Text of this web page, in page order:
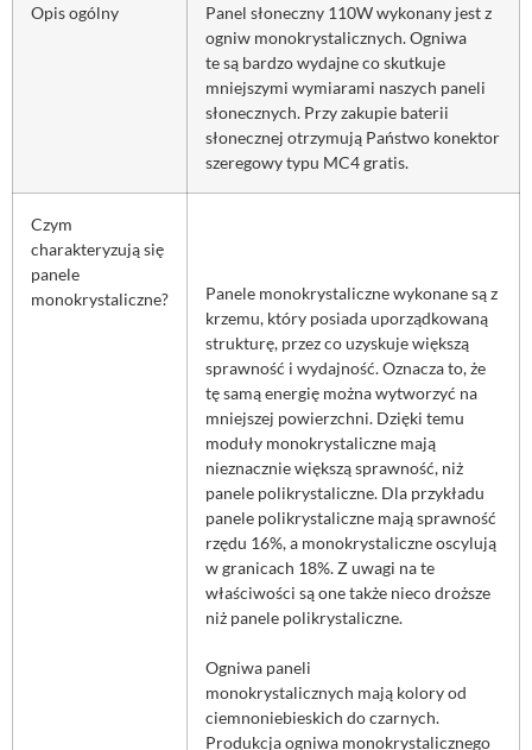
Opis ogólny
Panel słoneczny 110W wykonany jest z
ogniw monokrystalicznych. Ogniwa
te są bardzo wydajne co skutkuje
mniejszymi wymiarami naszych paneli
słonecznych. Przy zakupie baterii
słonecznej otrzymują Państwo konektor
szeregowy typu MC4 gratis.
Czym
charakteryzują się
panele
monokrystaliczne?
Panele monokrystaliczne wykonane są z
krzemu, który posiada uporządkowaną
strukturę, przez co uzyskuje większą
sprawność i wydajność. Oznacza to, że
tę samą energię można wytworzyć na
mniejszej powierzchni. Dzięki temu
moduły monokrystaliczne mają
nieznacznie większą sprawność, niż
panele polikrystaliczne. Dla przykładu
panele polikrystaliczne mają sprawność
rzędu 16%, a monokrystaliczne oscylują
w granicach 18%. Z uwagi na te
właściwości są one także nieco droższe
niż panele polikrystaliczne.
Ogniwa paneli
monokrystalicznych mają kolory od
ciemnoniebieskich do czarnych.
Produkcja ogniwa monokrystalicznego